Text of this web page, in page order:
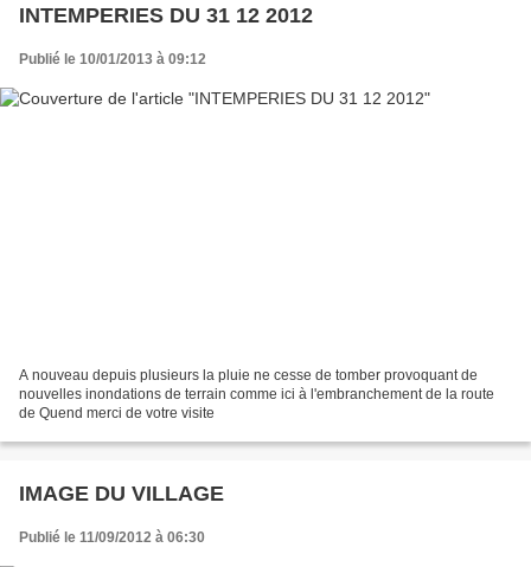
INTEMPERIES DU 31 12 2012
Publié le 10/01/2013 à 09:12
A nouveau depuis plusieurs la pluie ne cesse de tomber provoquant de
nouvelles inondations de terrain comme ici à l'embranchement de la route
de Quend merci de votre visite
IMAGE DU VILLAGE
Publié le 11/09/2012 à 06:30